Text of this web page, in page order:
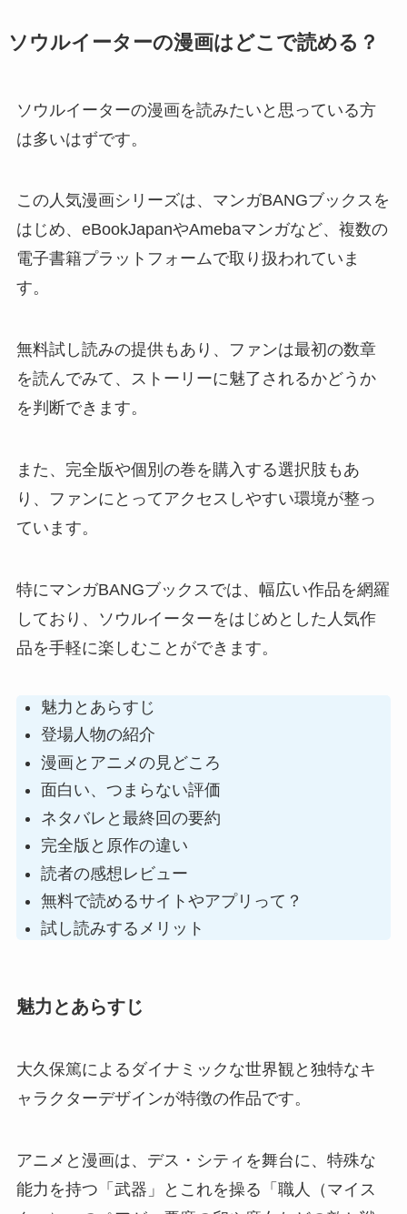
ソウルイーターの漫画はどこで読める？
ソウルイーターの漫画を読みたいと思っている方
は多いはずです。
この人気漫画シリーズは、マンガBANGブックスを
はじめ、eBookJapanやAmebaマンガなど、複数の
電子書籍プラットフォームで取り扱われていま
す。
無料試し読みの提供もあり、ファンは最初の数章
を読んでみて、ストーリーに魅了されるかどうか
を判断できます。
また、完全版や個別の巻を購入する選択肢もあ
り、ファンにとってアクセスしやすい環境が整っ
ています。
特にマンガBANGブックスでは、幅広い作品を網羅
しており、ソウルイーターをはじめとした人気作
品を手軽に楽しむことができます。
魅力とあらすじ
登場人物の紹介
漫画とアニメの見どころ
面白い、つまらない評価
ネタバレと最終回の要約
完全版と原作の違い
読者の感想レビュー
無料で読めるサイトやアプリって？
試し読みするメリット
魅力とあらすじ
大久保篤によるダイナミックな世界観と独特なキ
ャラクターデザインが特徴の作品です。
アニメと漫画は、デス・シティを舞台に、特殊な
能力を持つ「武器」とこれを操る「職人（マイス